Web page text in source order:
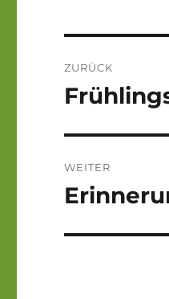
ZURÜCK
Vorheriger
WEITER
Nächster